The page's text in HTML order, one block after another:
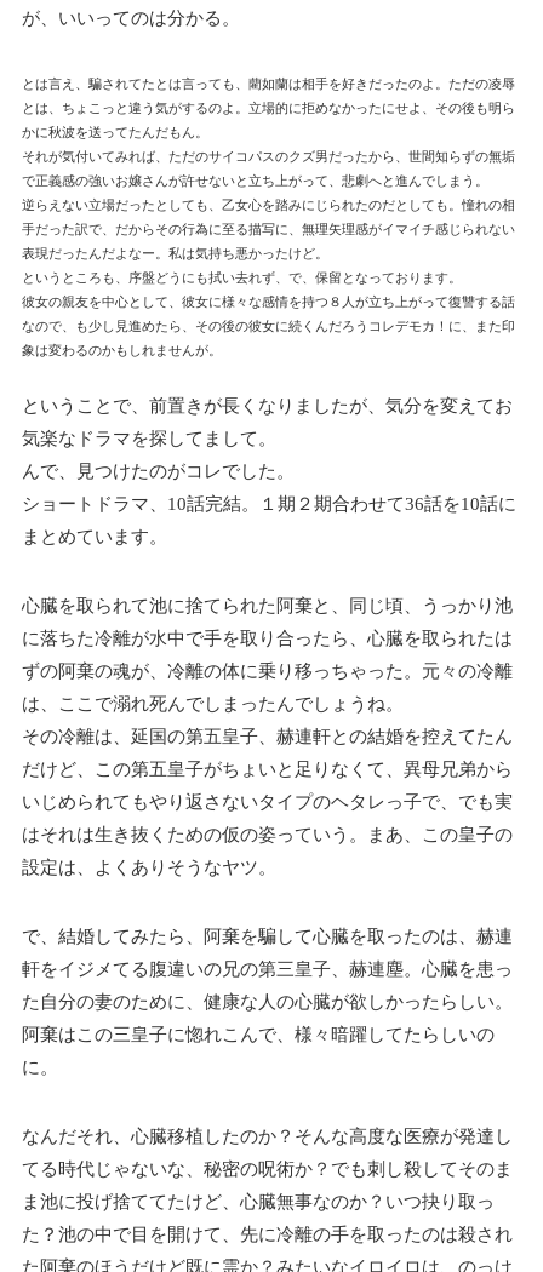
が、いいってのは分かる。
とは言え、騙されてたとは言っても、藺如蘭は相手を好きだったのよ。ただの凌辱
とは、ちょこっと違う気がするのよ。立場的に拒めなかったにせよ、その後も明ら
かに秋波を送ってたんだもん。
それが気付いてみれば、ただのサイコパスのクズ男だったから、世間知らずの無垢
で正義感の強いお嬢さんが許せないと立ち上がって、悲劇へと進んでしまう。
逆らえない立場だったとしても、乙女心を踏みにじられたのだとしても。憧れの相
手だった訳で、だからその行為に至る描写に、無理矢理感がイマイチ感じられない
表現だったんだよなー。私は気持ち悪かったけど。
というところも、序盤どうにも拭い去れず、で、保留となっております。
彼女の親友を中心として、彼女に様々な感情を持つ８人が立ち上がって復讐する話
なので、も少し見進めたら、その後の彼女に続くんだろうコレデモカ！に、また印
象は変わるのかもしれませんが。
ということで、前置きが長くなりましたが、気分を変えてお
気楽なドラマを探してまして。
んで、見つけたのがコレでした。
ショートドラマ、10話完結。１期２期合わせて36話を10話に
まとめています。
心臓を取られて池に捨てられた阿棄と、同じ頃、うっかり池
に落ちた冷離が水中で手を取り合ったら、心臓を取られたは
ずの阿棄の魂が、冷離の体に乗り移っちゃった。元々の冷離
は、ここで溺れ死んでしまったんでしょうね。
その冷離は、延国の第五皇子、赫連軒との結婚を控えてたん
だけど、この第五皇子がちょいと足りなくて、異母兄弟から
いじめられてもやり返さないタイプのヘタレっ子で、でも実
はそれは生き抜くための仮の姿っていう。まあ、この皇子の
設定は、よくありそうなヤツ。
で、結婚してみたら、阿棄を騙して心臓を取ったのは、赫連
軒をイジメてる腹違いの兄の第三皇子、赫連塵。心臓を患っ
た自分の妻のために、健康な人の心臓が欲しかったらしい。
阿棄はこの三皇子に惚れこんで、様々暗躍してたらしいの
に。
なんだそれ、心臓移植したのか？そんな高度な医療が発達し
てる時代じゃないな、秘密の呪術か？でも刺し殺してそのま
ま池に投げ捨ててたけど、心臓無事なのか？いつ抉り取っ
た？池の中で目を開けて、先に冷離の手を取ったのは殺され
た阿棄のほうだけど既に霊か？みたいなイロイロは、のっけ